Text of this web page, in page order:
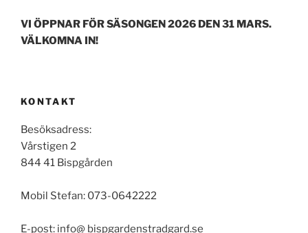
VI ÖPPNAR FÖR SÄSONGEN 2026 DEN 31 MARS.
VÄLKOMNA IN!
KONTAKT
Besöksadress:
Vårstigen 2
844 41 Bispgården
Mobil Stefan: 073-0642222
E-post: info@ bispgardenstradgard.se